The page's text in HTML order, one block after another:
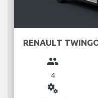
RENAULT
group
4
miscellaneous_services